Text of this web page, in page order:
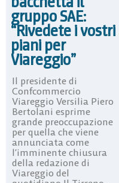
gruppo SAE:
“Rivedete i vostri
piani per
Viareggio”
Il presidente di
Confcommercio
Viareggio Versilia Piero
Bertolani esprime
grande preoccupazione
per quella che viene
annunciata come
l’imminente chiusura
della redazione di
Viareggio del